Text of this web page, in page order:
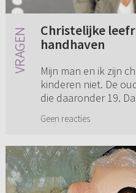
Christelijke
handhaven
Mijn man en ik zijn
kinderen niet. De
die daaronder 19.
nog niet weten. Nu
Geen reacties